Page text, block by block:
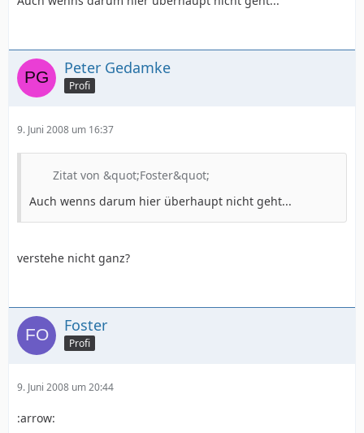
Peter Gedamke
Profi
9. Juni 2008 um 16:37
Zitat von &quot;Foster&quot;
Auch wenns darum hier überhaupt nicht geht...
verstehe nicht ganz?
Foster
Profi
9. Juni 2008 um 20:44
:arrow: